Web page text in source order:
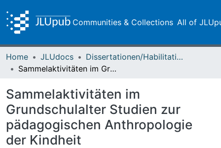
Communities & Collections All of
Home JLUdocs
Dissertationen/Habilitationen
Sammelaktivitäten im Grundschulalter Studien zur pädagogischen Anthropologie der Kindheit
Sammelaktivitäten im
Grundschulalter Studien zur
pädagogischen Anthropologie
der Kindheit